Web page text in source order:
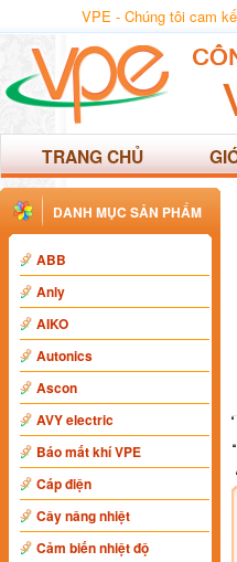
VPE - Chúng tôi cam
TRANG CHỦ
DANH MỤC SẢN PHẨM
ABB
Anly
AIKO
Autonics
Ascon
AVY electric
Báo mất khí VPE
Cáp điện
Cây nâng nhiệt
Cảm biến nhiệt độ